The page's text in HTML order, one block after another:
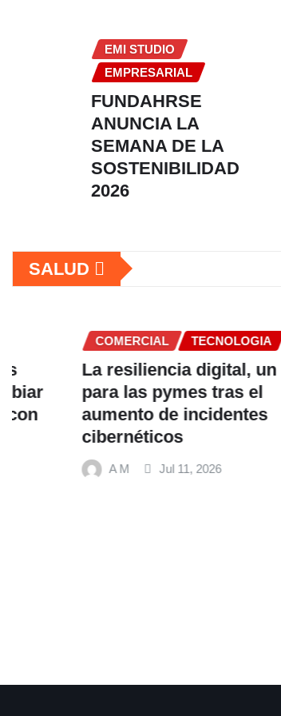
EMI STUDIO
EMPRESARIAL
FUNDAHRSE
ANUNCIA LA
SEMANA DE LA
SOSTENIBILIDAD
2026
SALUD
COMERCIAL TECNOLOGIA
La resiliencia digital, un reto
para las pymes tras el
aumento de incidentes
cibernéticos
Jul 11, 2026